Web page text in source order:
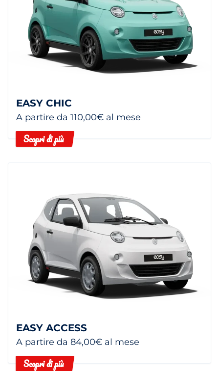
EASY CHIC
A partire da 110,00€ al mese
Scopri di più
EASY ACCESS
A partire da 84,00€ al mese
Scopri di più